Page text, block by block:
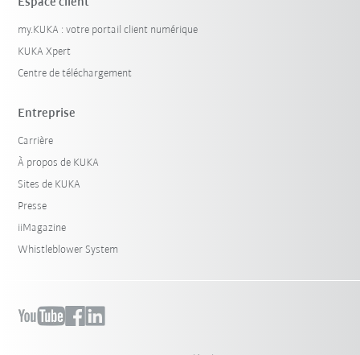
my.KUKA : votre portail client numérique
KUKA Xpert
Centre de téléchargement
Entreprise
Carrière
À propos de KUKA
Sites de KUKA
Presse
iiMagazine
Whistleblower System